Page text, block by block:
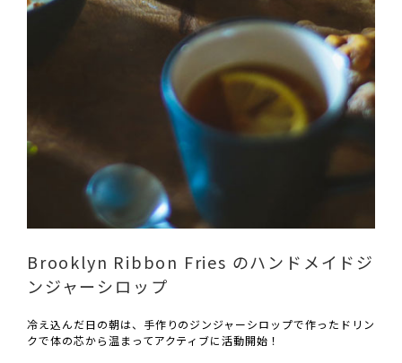
Brooklyn Ribbon Fries のハンドメイドジ
ンジャーシロップ
冷え込んだ日の朝は、手作りのジンジャーシロップで作ったドリン
クで体の芯から温まってアクティブに活動開始！